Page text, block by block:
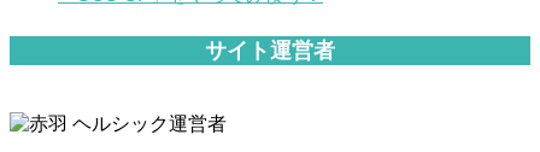
サイト運営者